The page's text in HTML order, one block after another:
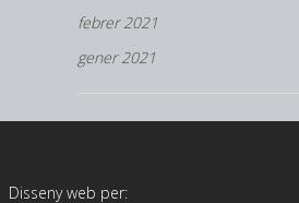
febrer 2021
gener 2021
Disseny web per: